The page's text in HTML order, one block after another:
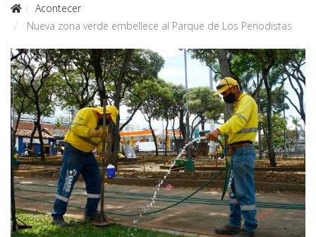
Acontecer
Nueva zona verde embellece al Parque de Los Periodistas